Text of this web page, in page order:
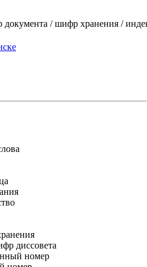
документа / шифр хранения /
диссовета
номер